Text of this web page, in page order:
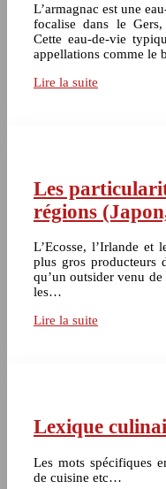
L’armagnac est une
focalise dans le
Cette eau-de-vie
appellations comme le
Lire la suite
Les
régions
L’Ecosse, l’Irlande et
plus gros producteurs
qu’un outsider venu
les…
Lire la suite
Lexique
Les mots spécifiques
de cuisine etc…